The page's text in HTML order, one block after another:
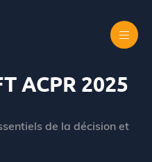
ACPR 2025
de la décision et